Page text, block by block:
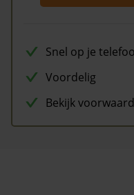
Snel op je
Voordelig
Bekijk